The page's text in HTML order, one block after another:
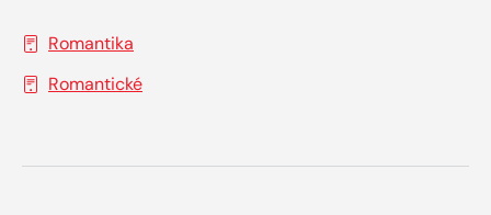
Romantika
Romantické